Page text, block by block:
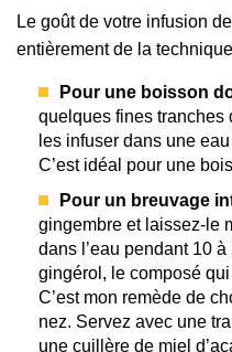
Le goût de votre infusion
entièrement de la
Pour une boisson
quelques fines tranches
les infuser dans une
C’est idéal pour une
Pour un breuvage
gingembre et laissez-le
dans l’eau pendant 10
gingérol, le composé
C’est mon remède de
nez. Servez avec une
une cuillère de miel